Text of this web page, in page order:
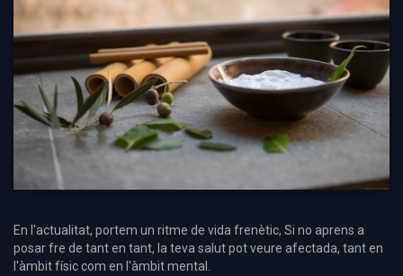
En l'actualitat, portem un ritme de vida frenètic, Si no aprens a
posar fre de tant en tant, la teva salut pot veure afectada, tant en
l'àmbit físic com en l'àmbit mental.